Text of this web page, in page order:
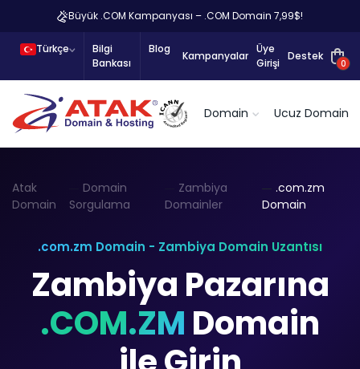
Büyük .COM Kampanyası – .COM Domain 7,99$!
Türkçe
Bilgi
Bankası
Blog
Kampanyalar
Üye
Girişi
Destek
0
Domain Ucuz Domain
Atak
Domain
Domain
Sorgulama
Zambiya
Domainler
.com.zm
Domain
.com.zm Domain - Zambiya Domain Uzantısı
Zambiya Pazarına
.COM.ZM Domain